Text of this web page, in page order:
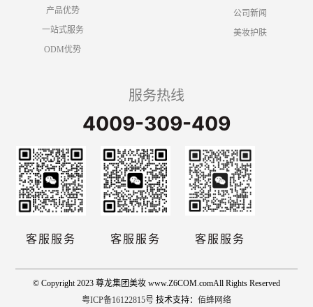
产品优势
一站式服务
ODM优势
公司新闻
美妆护肤
服务热线
4009-309-409
客服服务 客服服务 客服服务
© Copyright 2023 尊龙集团美妆 www.Z6COM.comAll Rights Reserved
粤ICP备16122815号 技术支持： 佰蜂网络